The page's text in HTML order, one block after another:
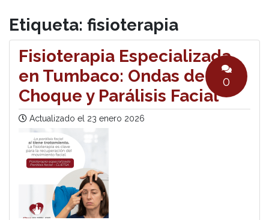
Etiqueta: fisioterapia
Fisioterapia Especializada
en Tumbaco: Ondas de
Choque y Parálisis Facial
Actualizado el 23 enero 2026
0